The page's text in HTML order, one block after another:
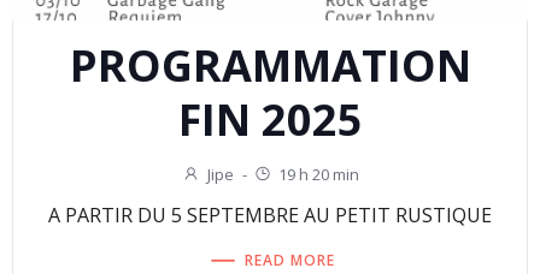
PROGRAMMATION
FIN 2025
Jipe - 19 h 20 min
A PARTIR DU 5 SEPTEMBRE AU PETIT RUSTIQUE
READ MORE